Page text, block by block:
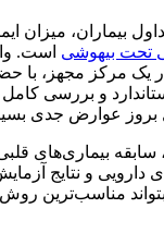
بیماران، میزان
تحت بیهوشی است.
یک مرکز مجهز، با
و بررسی
بروز عوارض جدی
سابقه بیماری‌های
و نتایج
مناسب‌ترین